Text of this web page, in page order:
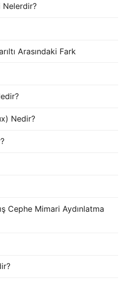
Nelerdir?
Arasındaki Fark
Nedir?
Cephe Mimari Aydınlatma